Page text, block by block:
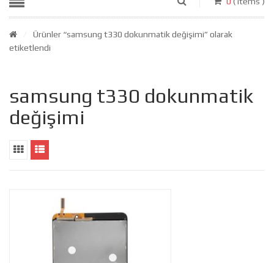
Ürünler “samsung t330 dokunmatik değişimi” olarak
etiketlendi
samsung t330 dokunmatik
değişimi